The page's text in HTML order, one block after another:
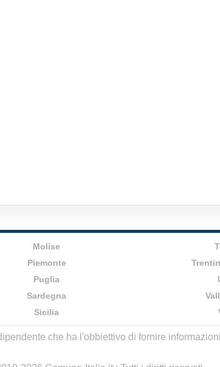
Molise
Piemonte
Puglia
Sardegna
Sicilia
che ha l'obbiettivo di fornire